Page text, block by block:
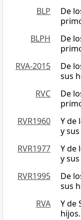
BLP
De
BLPH
De
RVA-2015
De
sus
RVC
De
RVR1960
Y de
y
RVR1977
Y de
y
RVR1995
De
sus
RVA
Y de
hijos.